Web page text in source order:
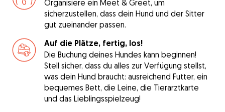
Organisiere ein Meet & Greet, um
sicherzustellen, dass dein Hund und der Sitter
gut zueinander passen.
Auf die Plätze, fertig, los!
Die Buchung deines Hundes kann beginnen!
Stell sicher, dass du alles zur Verfügung stellst,
was dein Hund braucht: ausreichend Futter, ein
bequemes Bett, die Leine, die Tierarztkarte
und das Lieblingsspielzeug!